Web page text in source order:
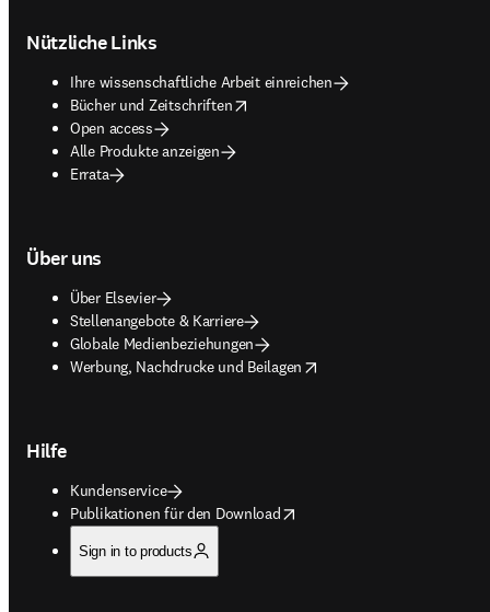
Nützliche Links
Ihre wissenschaftliche Arbeit einreichen
Bücher und Zeitschriften
opens in new tab/window
Open access
Alle Produkte anzeigen
Errata
Über uns
Über Elsevier
Stellenangebote & Karriere
Globale Medienbeziehungen
Werbung, Nachdrucke und Beilagen
opens in new tab/window
Hilfe
Kundenservice
Publikationen für den Download
opens in new tab/window
Sign in to products